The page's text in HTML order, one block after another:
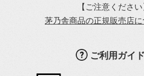
【ご注意ください
茅乃舎商品の正規販売店に
ご利用ガイド